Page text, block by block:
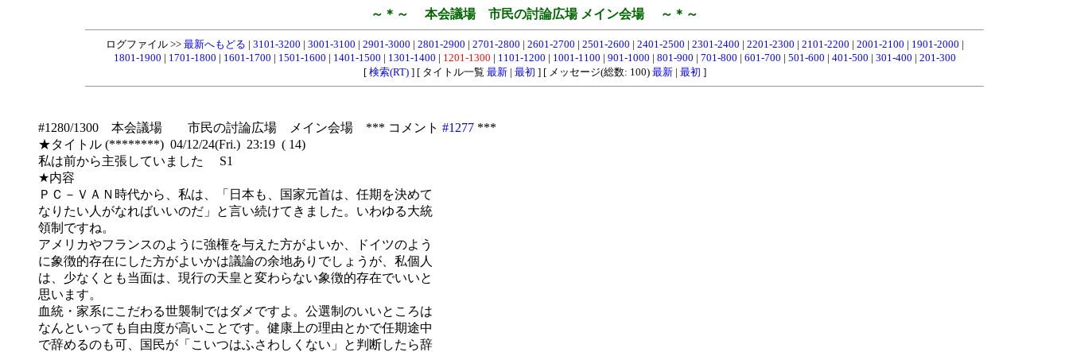
～＊～ 本会議場 市民の討論広場 メイン会場 ～＊～
ログファイル >> 最新へもどる | 3101-3200 | 3001-3100 | 2901-3000 | 2801-2900 | 2701-2800 | 2601-2700 | 2501-2600 | 2401-2500 | 2301-2400 | 2201-2300 | 2101-2200 | 2001-2100 | 1901-2000 |
1801-1900 | 1701-1800 | 1601-1700 | 1501-1600 | 1401-1500 | 1301-1400 | 1201-1300 | 1101-1200 | 1001-1100 | 901-1000 | 801-900 | 701-800 | 601-700 | 501-600 | 401-500 | 301-400 | 201-300
[ 検索(RT)] [ タイトル一覧 最新| 最初 ] [ メッセージ(総数: 100) 最新| 最初 ]
#1280/1300 本会議場 市民の討論広場 メイン会場 *** コメント #1277 ***
★タイトル (********) 04/12/24(Fri.) 23:19 ( 14)
私は前から主張していました S1
★内容
ＰＣ－ＶＡＮ時代から、私は、「日本も、国家元首は、任期を決めて
なりたい人がなればいいのだ」と言い続けてきました。いわゆる大統
領制ですね。
アメリカやフランスのように強権を与えた方がよいか、ドイツのよう
に象徴的存在にした方がよいかは議論の余地ありでしょうが、私個人
は、少なくとも当面は、現行の天皇と変わらない象徴的存在でいいと
思います。
血統・家系にこだわる世襲制ではダメですよ。公選制のいいところは
なんといっても自由度が高いことです。健康上の理由とかで任期途中
で辞めるのも可、国民が「こいつはふさわしくない」と判断したら辞